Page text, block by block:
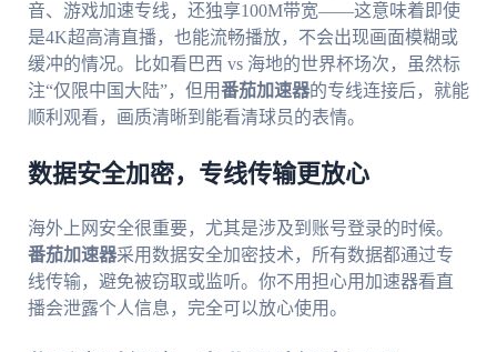
音、游戏加速专线，还独享100M带宽——这意味着即使
是4K超高清直播，也能流畅播放，不会出现画面模糊或
缓冲的情况。比如看巴西 vs 海地的世界杯场次，虽然标
注“仅限中国大陆”，但用番茄加速器的专线连接后，就能
顺利观看，画质清晰到能看清球员的表情。
数据安全加密，专线传输更放心
海外上网安全很重要，尤其是涉及到账号登录的时候。
番茄加速器采用数据安全加密技术，所有数据都通过专
线传输，避免被窃取或监听。你不用担心用加速器看直
播会泄露个人信息，完全可以放心使用。